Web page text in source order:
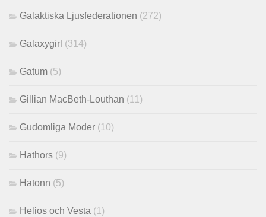
Galaktiska Ljusfederationen (272)
Galaxygirl (314)
Gatum (5)
Gillian MacBeth-Louthan (11)
Gudomliga Moder (10)
Hathors (9)
Hatonn (5)
Helios och Vesta (1)